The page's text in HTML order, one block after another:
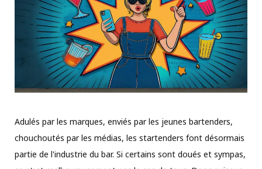
Adulés par les marques, enviés par les jeunes bartenders,
chouchoutés par les médias, les startenders font désormais
partie de l'industrie du bar. Si certains sont doués et sympas,